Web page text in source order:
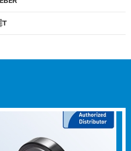
363D+X3S-368
Vòng bi bạc đạn TIMKEN (USA)
368/363D+X3S-368 được sừ dụng
những máy móc công trình : xe cẩu ,xe